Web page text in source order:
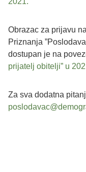
Obrazac za prijavu
Priznanja
dostupan je na
prijatelj obitelji” u
Za sva dodatna